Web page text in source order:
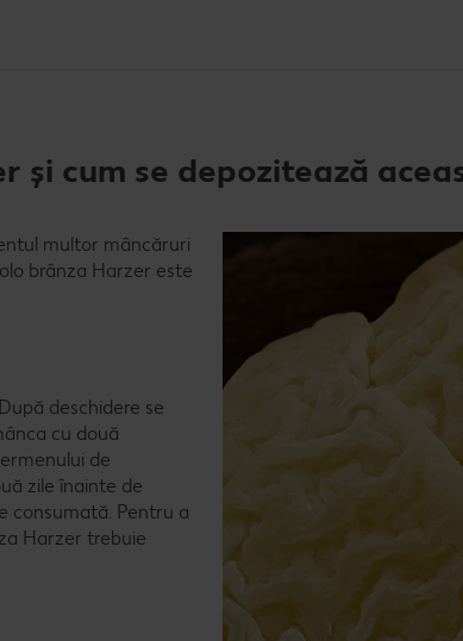
și cum se depozitează
multor mâncăruri
brânza Harzer este
deschidere se
cu două
de
zile înainte de
consumată. Pentru a
Harzer trebuie